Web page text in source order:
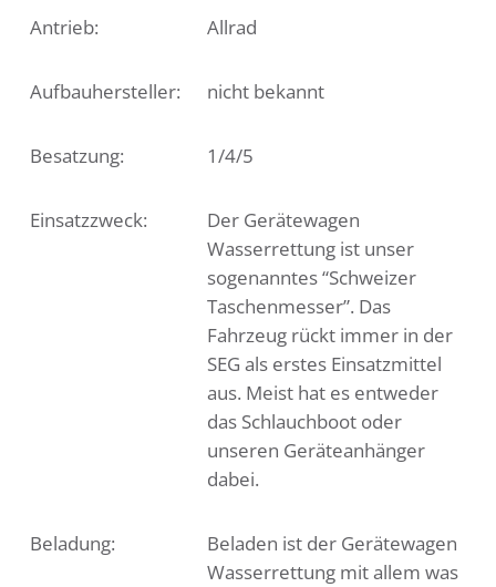
Antrieb: Allrad
Aufbauhersteller: nicht bekannt
Besatzung: 1/4/5
Einsatzzweck:
Der Gerätewagen
Wasserrettung ist unser
sogenanntes “Schweizer
Taschenmesser”. Das
Fahrzeug rückt immer in der
SEG als erstes Einsatzmittel
aus. Meist hat es entweder
das Schlauchboot oder
unseren Geräteanhänger
dabei.
Beladung:
Beladen ist der Gerätewagen
Wasserrettung mit allem was